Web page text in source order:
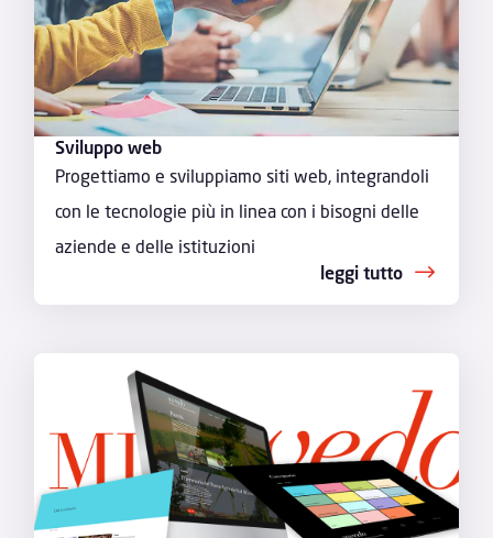
Sviluppo web
Progettiamo e sviluppiamo siti web, integrandoli
con le tecnologie più in linea con i bisogni delle
aziende e delle istituzioni
leggi tutto